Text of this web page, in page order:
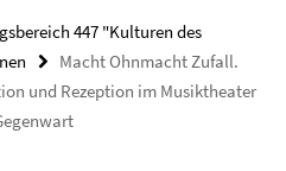
447 "Kulturen des
Macht Ohnmacht Zufall.
und Rezeption im Musiktheater